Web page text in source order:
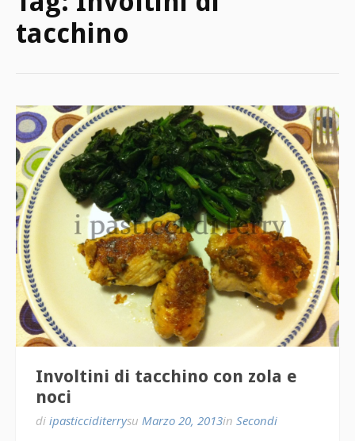
tacchino
Involtini di tacchino con zola e
noci
di ipasticciditerrysu Marzo 20, 2013in Secondi